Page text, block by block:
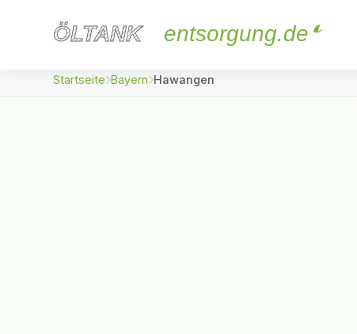
ÖLTANK
ÖLTANK entsorgung.de
Startseite Bayern Hawangen